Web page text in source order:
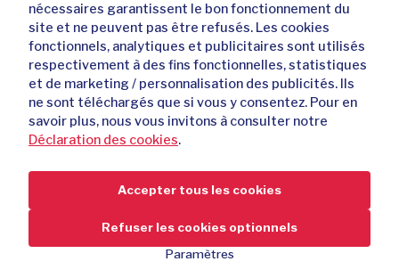
Déjà506acheteurs
nécessaires garantissent le bon fonctionnement du
site et ne peuvent pas être refusés. Les cookies
fonctionnels, analytiques et publicitaires sont utilisés
respectivement à des fins fonctionnelles, statistiques
et de marketing / personnalisation des publicités. Ils
ne sont téléchargés que si vous y consentez. Pour en
savoir plus, nous vous invitons à consulter notre
Déclaration des cookies.
Accepter tous les cookies
Refuser les cookies optionnels
Paramètres